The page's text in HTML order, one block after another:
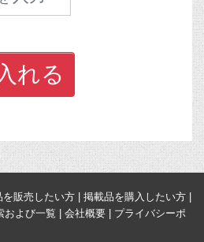
れる
を販売したい方 | 掲載品を購入したい方 |
および一覧 | 会社概要 | プライバシーポ